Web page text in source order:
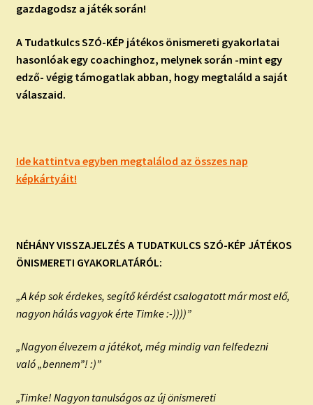
gazdagodsz a játék során!
A Tudatkulcs SZÓ-KÉP játékos önismereti gyakorlatai
hasonlóak egy coachinghoz, melynek során -mint egy
edző- végig támogatlak abban, hogy megtaláld a saját
válaszaid.
Ide kattintva egyben megtalálod az összes nap
képkártyáit!
NÉHÁNY VISSZAJELZÉS A TUDATKULCS SZÓ-KÉP JÁTÉKOS
ÖNISMERETI GYAKORLATÁRÓL:
„A kép sok érdekes, segítő kérdést csalogatott már most elő,
nagyon hálás vagyok érte Timke :-))))”
„Nagyon élvezem a játékot, még mindig van felfedezni
való „bennem”! :)”
„Timke! Nagyon tanulságos az új önismereti